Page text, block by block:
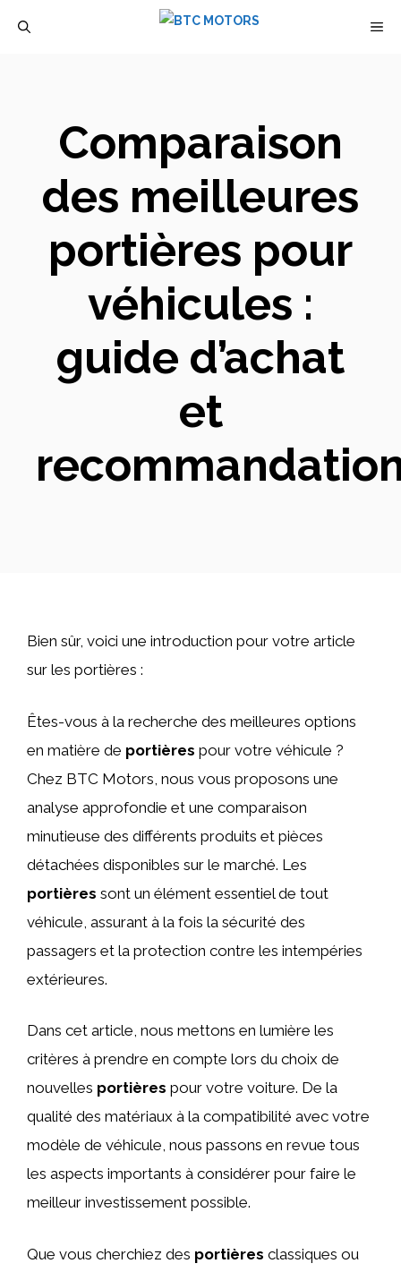
Comparaison
des meilleures
portières pour
véhicules :
guide d’achat
et
Bien sûr, voici une introduction pour votre article
sur les portières :
Êtes-vous à la recherche des meilleures options
en matière de portières pour votre véhicule ?
Chez BTC Motors, nous vous proposons une
analyse approfondie et une comparaison
minutieuse des différents produits et pièces
détachées disponibles sur le marché. Les
portières sont un élément essentiel de tout
véhicule, assurant à la fois la sécurité des
passagers et la protection contre les intempéries
extérieures.
Dans cet article, nous mettons en lumière les
critères à prendre en compte lors du choix de
nouvelles portières pour votre voiture. De la
qualité des matériaux à la compatibilité avec votre
modèle de véhicule, nous passons en revue tous
les aspects importants à considérer pour faire le
meilleur investissement possible.
Que vous cherchiez des portières classiques ou